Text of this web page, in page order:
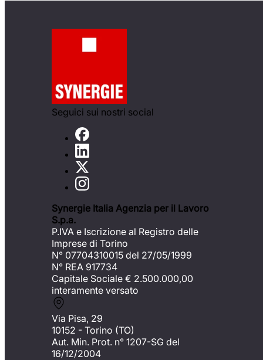
Seguici sui nostri social
Synergie Italia Agenzia per il Lavoro
S.p.a.
P.IVA e Iscrizione al Registro delle
Imprese di Torino
N° 07704310015 del 27/05/1999
N° REA 917734
Capitale Sociale € 2.500.000,00
interamente versato
Via Pisa, 29
10152 - Torino (TO)
Aut. Min. Prot. n° 1207-SG del
16/12/2004